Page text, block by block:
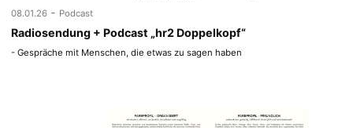
08.01.26 - Podcast
Radiosendung + Podcast „hr2 Doppelkopf“
- Gespräche mit Menschen, die etwas zu sagen haben